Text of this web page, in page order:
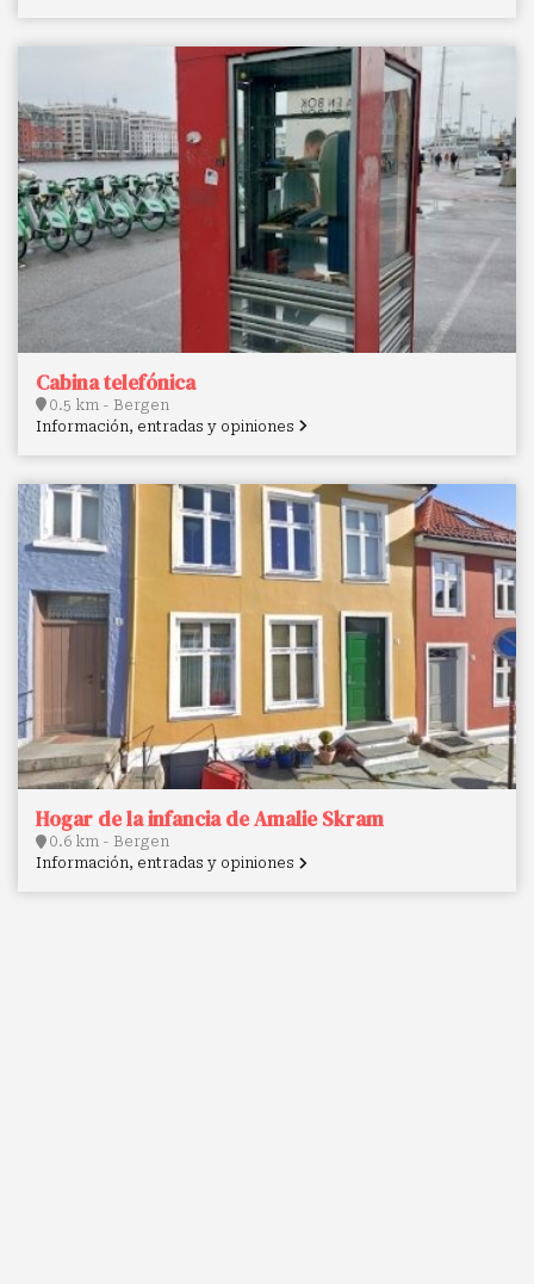
Cabina telefónica
0.5 km - Bergen
Información, entradas y opiniones
Hogar de la infancia de Amalie Skram
0.6 km - Bergen
Información, entradas y opiniones